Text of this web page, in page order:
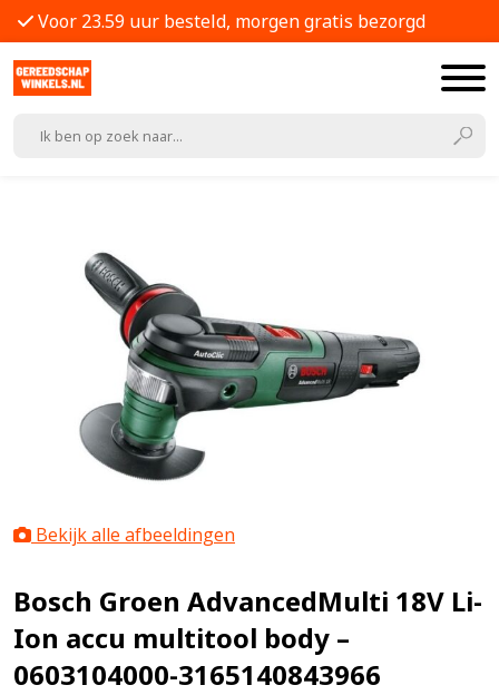
Voor 23.59 uur besteld, morgen gratis bezorgd
Bekijk alle afbeeldingen
Bosch Groen AdvancedMulti 18V Li-
Ion accu multitool body –
0603104000-3165140843966